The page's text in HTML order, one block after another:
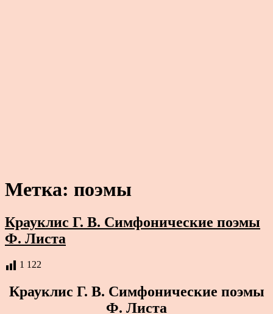
Метка: поэмы
Крауклис Г. В. Симфонические поэмы
Ф. Листа
1 122
Крауклис Г. В. Симфонические поэмы
Ф. Листа